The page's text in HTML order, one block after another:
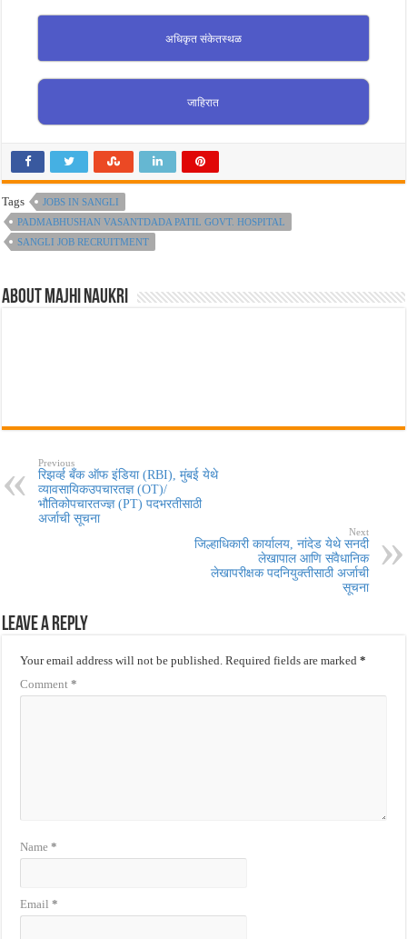
अधिकृत संकेतस्थळ
जाहिरात
Tags
JOBS IN SANGLI
PADMABHUSHAN VASANTDADA PATIL GOVT. HOSPITAL
SANGLI JOB RECRUITMENT
About Majhi Naukri
Previous
रिझर्व्ह बँक ऑफ इंडिया (RBI), मुंबई येथे
व्यावसायिकउपचारतज्ञ (OT)/
भौतिकोपचारतज्ज्ञ (PT) पदभरतीसाठी
अर्जाची सूचना
Next
जिल्हाधिकारी कार्यालय, नांदेड येथे सनदी
लेखापाल आणि संवैधानिक
लेखापरीक्षक पदनियुक्तीसाठी अर्जाची
सूचना
Leave a Reply
Your email address will not be published. Required fields are marked*
Comment*
Name*
Email*